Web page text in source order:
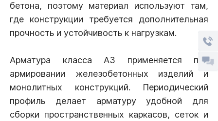
бетона, поэтому материал используют там,
где конструкции требуется дополнительная
прочность и устойчивость к нагрузкам.
Арматура класса А3 применяется при
армировании железобетонных изделий и
монолитных конструкций. Периодический
профиль делает арматуру удобной для
сборки пространственных каркасов, сеток и